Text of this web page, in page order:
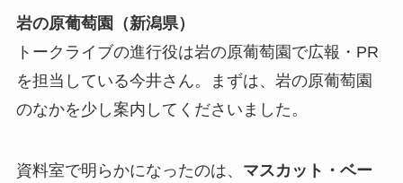
岩の原葡萄園（新潟県）
トークライブの進行役は岩の原葡萄園で広報・PR
を担当している今井さん。まずは、岩の原葡萄園
のなかを少し案内してくださいました。
資料室で明らかになったのは、 マスカット・ベー